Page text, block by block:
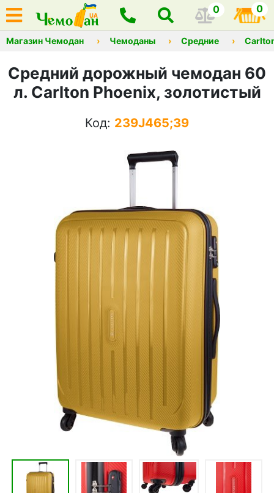
0 0
Магазин Чемодан Чемоданы Средние
Средний дорожный чемодан 60
л. Carlton Phoenix, золотистый
Код: 239J465;39